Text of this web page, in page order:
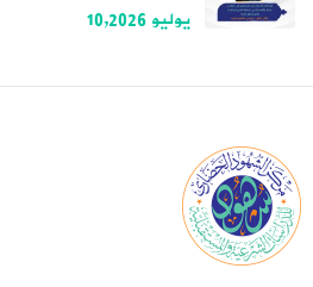
يوليو 10,2026